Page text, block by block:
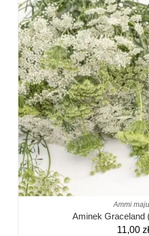
Ammi
Aminek Graceland
11,00 zł